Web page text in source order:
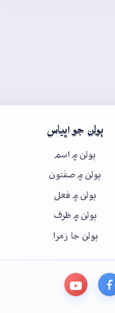
ٻولن جو اڀياس
ٻولن ۾ اسم
ٻولن ۾ صفتون
ٻولن ۾ فعل
ٻولن ۾ ظرف
ٻولن جا زمرا